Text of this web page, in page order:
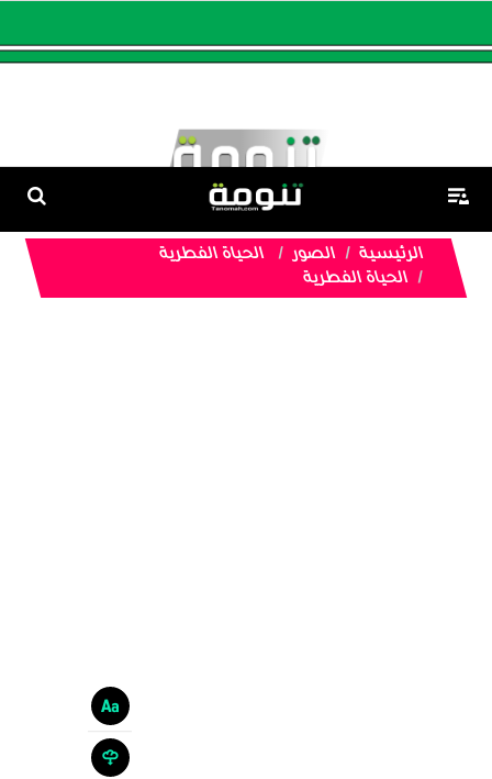
الرئيسية الصور
الحياة الفطرية
الحياة الفطرية